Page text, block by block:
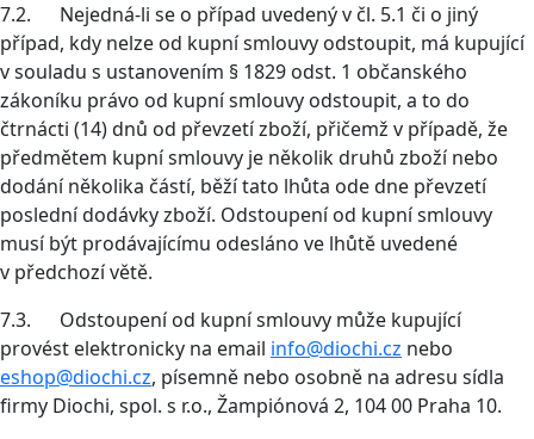
7.2. Nejedná-li se o případ uvedený v čl. 5.1 či o jiný
případ, kdy nelze od kupní smlouvy odstoupit, má kupující
v souladu s ustanovením § 1829 odst. 1 občanského
zákoníku právo od kupní smlouvy odstoupit, a to do
čtrnácti (14) dnů od převzetí zboží, přičemž v případě, že
předmětem kupní smlouvy je několik druhů zboží nebo
dodání několika částí, běží tato lhůta ode dne převzetí
poslední dodávky zboží. Odstoupení od kupní smlouvy
musí být prodávajícímu odesláno ve lhůtě uvedené
v předchozí větě.
7.3. Odstoupení od kupní smlouvy může kupující
provést elektronicky na email info@diochi.cz nebo
eshop@diochi.cz, písemně nebo osobně na adresu sídla
firmy Diochi, spol. s r.o., Žampiónová 2, 104 00 Praha 10.